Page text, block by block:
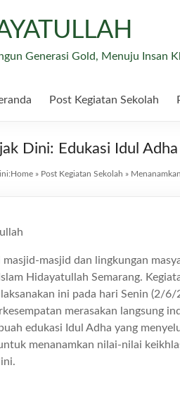
Generasi Gold, Menuju Insan
Post Kegiatan Sekolah
Dini: Edukasi Idul
Home » Post Kegiatan Sekolah »
masjid dan lingkungan
Hidayatullah Semarang.
ini pada hari Senin (2/6/
merasakan langsung
edukasi Idul Adha yang
menanamkan nilai-nilai